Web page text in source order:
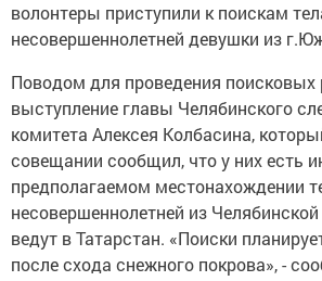
волонтеры приступили к поискам
несовершеннолетней девушки из
Поводом для проведения поисковых
выступление главы Челябинского
комитета Алексея Колбасина,
совещании сообщил, что у них есть
предполагаемом местонахождении
несовершеннолетней из
ведут в Татарстан. «Поиски
после схода снежного покрова», -